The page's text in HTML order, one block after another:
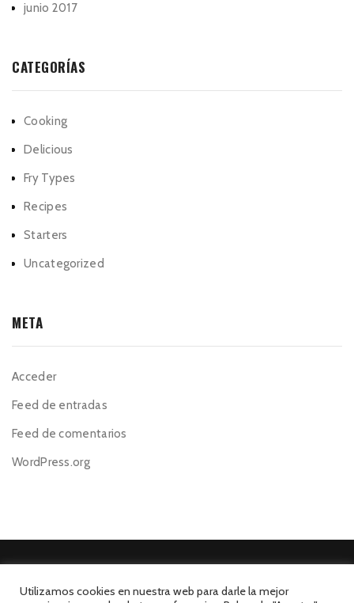
junio 2017
CATEGORÍAS
Cooking
Delicious
Fry Types
Recipes
Starters
Uncategorized
META
Acceder
Feed de entradas
Feed de comentarios
WordPress.org
Utilizamos cookies en nuestra web para darle la mejor